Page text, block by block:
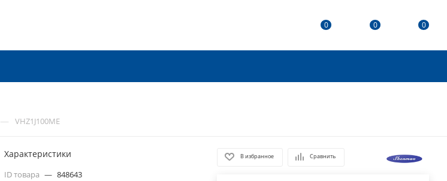
0 0 0
— VHZ1J100ME
Характеристики
ID товара — 848643
В избранное Сравнить